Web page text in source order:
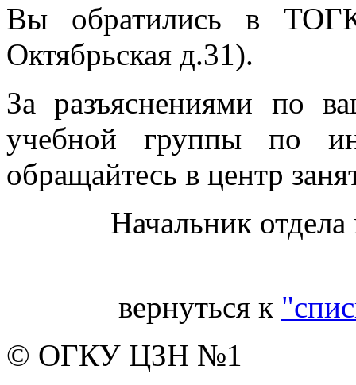
Вы обратились в
Октябрьская д.31).
За разъяснениями по
учебной группы по
обращайтесь в центр
Начальник
вернуться к
© ОГКУ ЦЗН №1